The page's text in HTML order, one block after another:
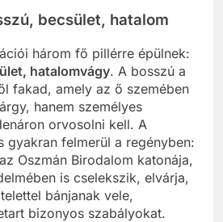
becsület, hatalom
három fő pillérre épülnek:
hatalomvágy. A bosszú a
fakad, amely az ő szemében
hanem személyes
orvosolni kell. A
gyakran felmerül a regényben:
Oszmán Birodalom katonája,
is cselekszik, elvárja,
bánjanak vele,
bizonyos szabályokat.